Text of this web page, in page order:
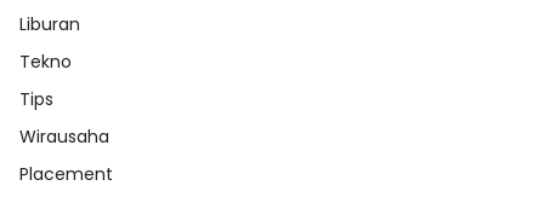
Liburan
Tekno
Tips
Wirausaha
Placement